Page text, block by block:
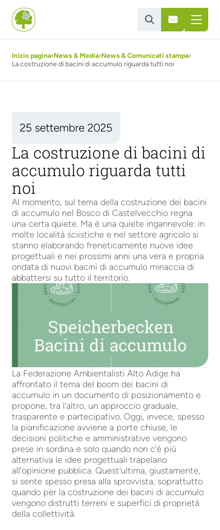
 
Inizio pagina›News & Media›News & Comunicati stampa›
La costruzione di bacini di accumulo riguarda tutti noi
25 settembre 2025
La costruzione di bacini di
accumulo riguarda tutti
noi
Al momento, sul tema della costruzione dei bacini
di accumulo nel Bosco di Castelvecchio regna
una certa quiete. Ma è una quiete ingannevole: in
molte località sciistiche e nel settore agricolo si
stanno elaborando freneticamente nuove idee
progettuali e nei prossimi anni una vera e propria
ondata di nuovi bacini di accumulo minaccia di
abbattersi su tutto il territorio.
La Federazione Ambientalisti Alto Adige ha
affrontato il tema del boom dei bacini di
accumulo in un documento di posizionamento e
propone, tra l'altro, un approccio graduale,
trasparente e partecipativo. Oggi, invece, spesso
la pianificazione avviene a porte chiuse, le
decisioni politiche e amministrative vengono
prese in sordina e solo quando non c’è più
alternativa le idee progettuali trapelano
all’opinione pubblica. Quest'ultima, giustamente,
si sente spesso presa alla sprovvista, soprattutto
quando per la costruzione dei bacini di accumulo
vengono distrutti terreni e superfici di proprietà
della collettività.